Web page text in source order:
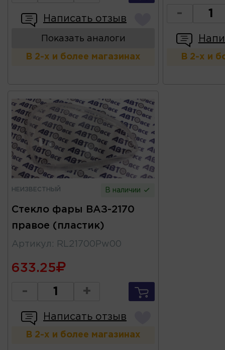
Написать отзыв
Показать аналоги
В 2-х и более магазинах
-
В 2-х и
НЕИЗВЕСТНЫЙ В наличии
Стекло фары ВАЗ-2170
правое (пластик)
Артикул : RL21700Pw00
633.25
- +
Написать отзыв
В 2-х и более магазинах